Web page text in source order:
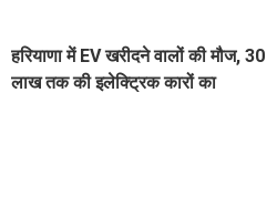
हरियाणा में EV खरीदने वालों की मौज, 30
लाख तक की इलेक्ट्रिक कारों का